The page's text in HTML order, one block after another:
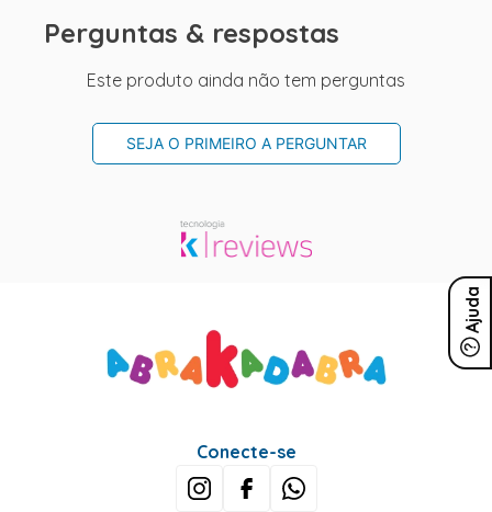
Perguntas & respostas
Este produto ainda não tem perguntas
SEJA O PRIMEIRO A PERGUNTAR
Ajuda
Conecte-se